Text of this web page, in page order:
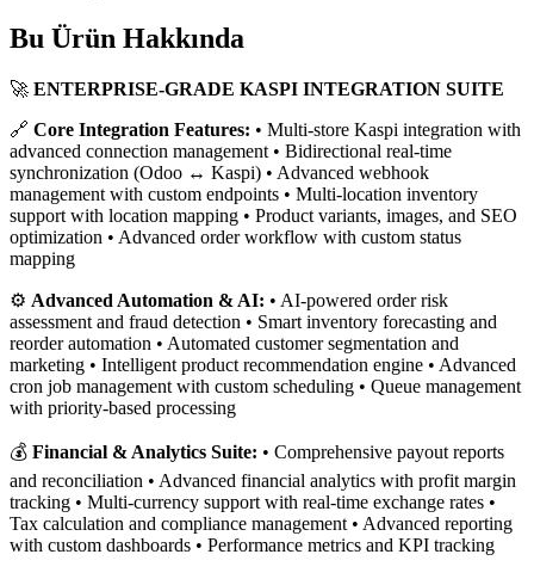
Bu Ürün Hakkında
🚀 ENTERPRISE-GRADE KASPI INTEGRATION SUITE
🔗 Core Integration Features: • Multi-store Kaspi integration with
advanced connection management • Bidirectional real-time
synchronization (Odoo ↔ Kaspi) • Advanced webhook
management with custom endpoints • Multi-location inventory
support with location mapping • Product variants, images, and SEO
optimization • Advanced order workflow with custom status
mapping
⚙️ Advanced Automation & AI: • AI-powered order risk
assessment and fraud detection • Smart inventory forecasting and
reorder automation • Automated customer segmentation and
marketing • Intelligent product recommendation engine • Advanced
cron job management with custom scheduling • Queue management
with priority-based processing
💰 Financial & Analytics Suite: • Comprehensive payout reports
and reconciliation • Advanced financial analytics with profit margin
tracking • Multi-currency support with real-time exchange rates •
Tax calculation and compliance management • Advanced reporting
with custom dashboards • Performance metrics and KPI tracking